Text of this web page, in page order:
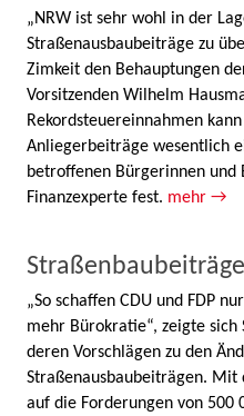
„NRW ist sehr wohl in der
Straßenausbaubeiträge zu
Zimkeit den Behauptungen
Vorsitzenden Wilhelm
Rekordsteuereinnahmen
Anliegerbeiträge wesentlich
betroffenen Bürgerinnen und
Finanzexperte fest. mehr →
„So schaffen CDU und FDP
mehr Bürokratie“, zeigte
deren Vorschlägen zu den
Straßenausbaubeiträgen. Mit
auf die Forderungen von 500